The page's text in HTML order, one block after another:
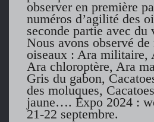
observer en première
numéros d’agilité des
seconde partie avec du
Nous avons observé de
oiseaux : Ara militaire,
Ara chloroptère, Ara
Gris du gabon,
des moluques,
jaune…. Expo 2024 :
21-22 septembre.